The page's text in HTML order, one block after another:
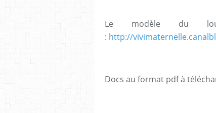
Le modèle du
: http://
Docs au format pdf à